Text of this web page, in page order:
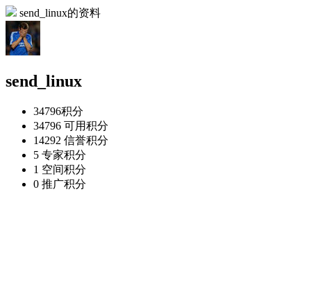
send_linux的资料
send_linux
34796积分
34796 可用积分
14292 信誉积分
5 专家积分
1 空间积分
0 推广积分